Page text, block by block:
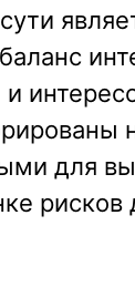
для
рисков